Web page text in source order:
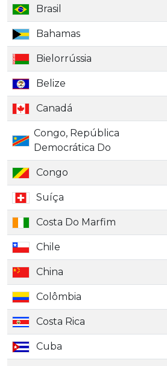
Brasil
Bahamas
Bielorrússia
Belize
Canadá
Congo, República
Democrática Do
Congo
Suíça
Costa Do Marfim
Chile
China
Colômbia
Costa Rica
Cuba